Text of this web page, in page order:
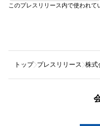
このプレスリリース内で使われ
トップ プレスリリース 株式